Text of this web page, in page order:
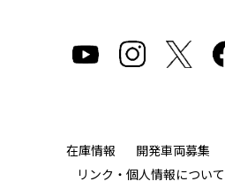
在庫情報 開発車両募集
リンク・個人情報について